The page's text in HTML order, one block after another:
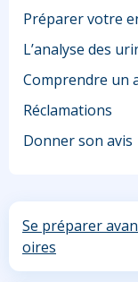
Préparer votre
L’analyse des
Comprendre un
Réclamations
Donner son avis
Se préparer
oires